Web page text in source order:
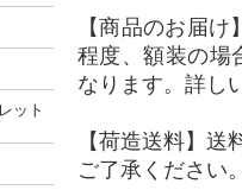
ット
【商品のお届
程度、額装の場
なります。詳し
【荷造送料】
ご了承ください